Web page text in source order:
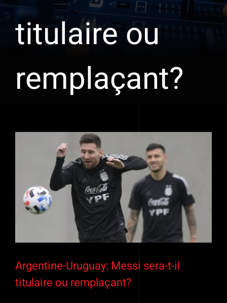
titulaire ou
remplaçant?
Argentine-Uruguay: Messi sera-t-il
titulaire ou remplaçant?